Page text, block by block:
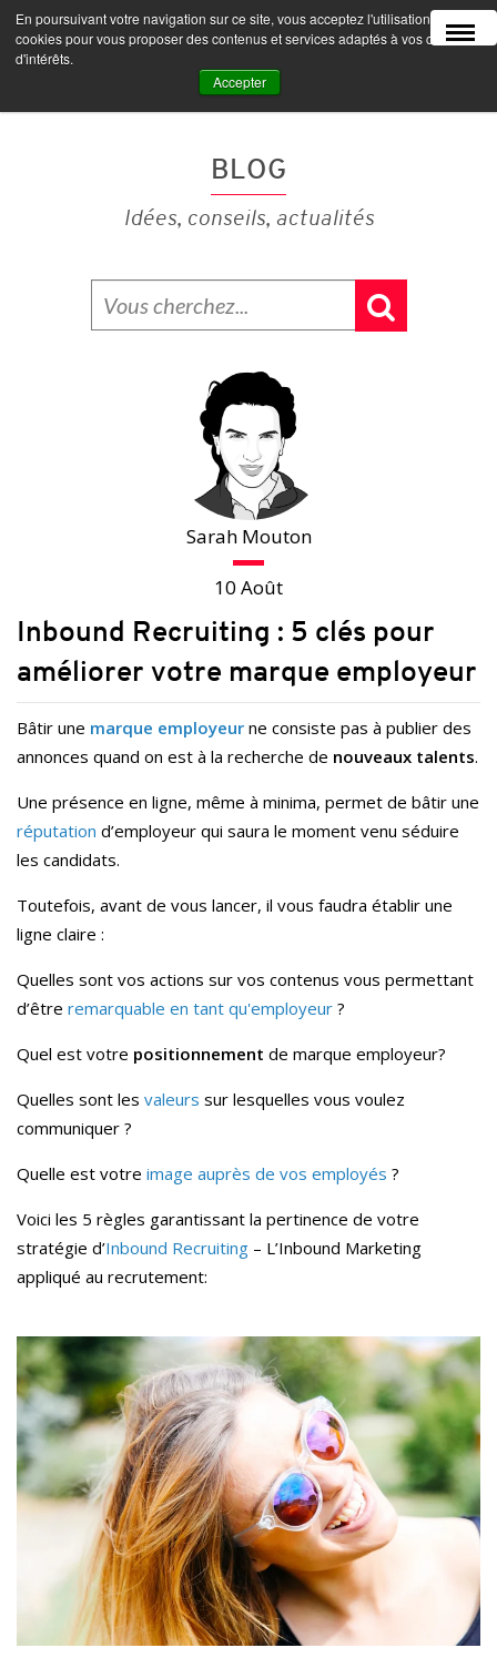
En poursuivant votre navigation sur ce site, vous acceptez l'utilisation de
cookies pour vous proposer des contenus et services adaptés à vos centres
d'intérêts.
Accepter
MENU
BLOG
Idées, conseils, actualités
Sarah Mouton
10 Août
Inbound Recruiting : 5 clés pour
améliorer votre marque employeur
Bâtir une marque employeur ne consiste pas à publier des
annonces quand on est à la recherche de nouveaux talents.
Une présence en ligne, même à minima, permet de bâtir une
réputation d’employeur qui saura le moment venu séduire
les candidats.
Toutefois, avant de vous lancer, il vous faudra établir une
ligne claire :
Quelles sont vos actions sur vos contenus vous permettant
d’être remarquable en tant qu'employeur ?
Quel est votre positionnement de marque employeur?
Quelles sont les valeurs sur lesquelles vous voulez
communiquer ?
Quelle est votre image auprès de vos employés ?
Voici les 5 règles garantissant la pertinence de votre
stratégie d’Inbound Recruiting – L’Inbound Marketing
appliqué au recrutement: